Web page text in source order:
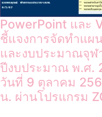
PowerPoint และ
ชี้แจงการจัดทำแผ
และงบประมาณจุ
ปีงบประมาณ พ.ศ.
วันที่ 9 ตุลาคม
น. ผ่านโปรแกรม